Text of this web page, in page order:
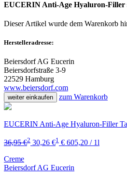
EUCERIN Anti-Age Hyaluron-Filler
Dieser Artikel wurde dem Warenkorb
Herstelleradresse:
Beiersdorf AG Eucerin
Beiersdorfstraße 3-9
22529 Hamburg
www.beiersdorf.com
weiter einkaufen zum Warenkorb
EUCERIN Anti-Age Hyaluron-Filler
36,95 €2 30,26 €1 € 605,20 / 1l
Creme
Beiersdorf AG Eucerin